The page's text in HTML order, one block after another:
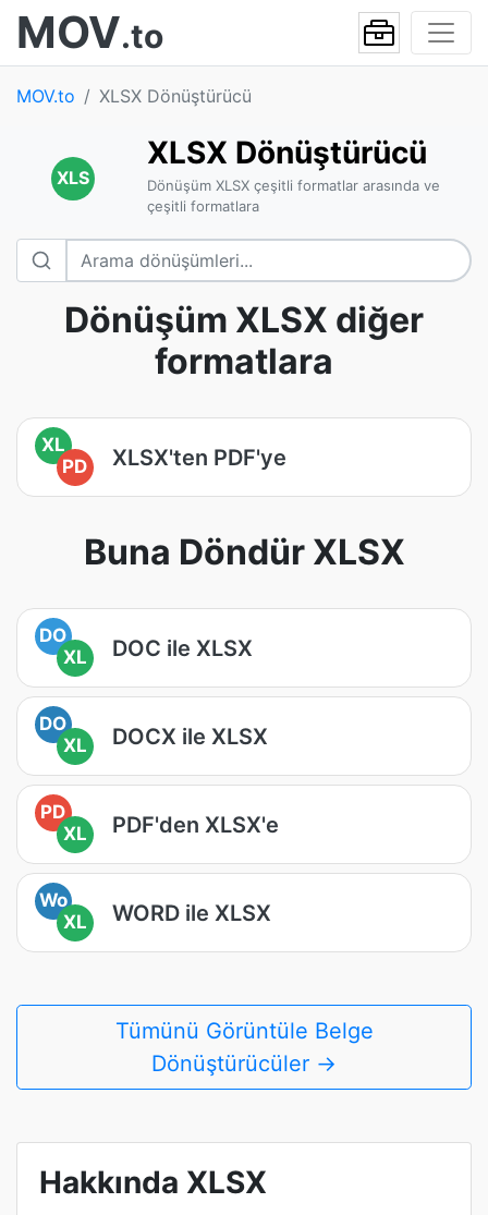
MOV.to
MOV.to XLSX Dönüştürücü
XLS
XLSX Dönüştürücü
Dönüşüm XLSX çeşitli formatlar arasında ve
çeşitli formatlara
Dönüşüm XLSX diğer
formatlara
XL
PD
XLSX'ten PDF'ye
Buna Döndür XLSX
DO
XL
DOC ile XLSX
DO
XL
DOCX ile XLSX
PD
XL
PDF'den XLSX'e
Wo
XL
WORD ile XLSX
Tümünü Görüntüle Belge
Dönüştürücüler →
Hakkında XLSX